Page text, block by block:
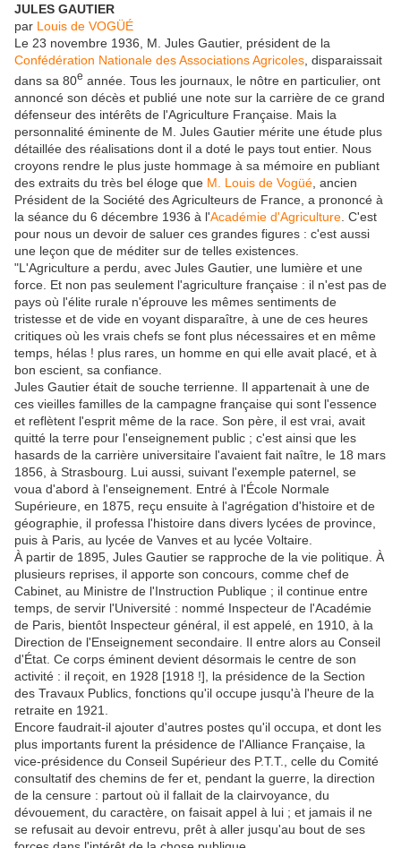
JULES GAUTIER
par Louis de VOGÜÉ
Le 23 novembre 1936, M. Jules Gautier, président de la
Confédération Nationale des Associations Agricoles , disparaissait
dans sa 80e année. Tous les journaux, le nôtre en particulier, ont
annoncé son décès et publié une note sur la carrière de ce grand
défenseur des intérêts de l'Agriculture Française. Mais la
personnalité éminente de M. Jules Gautier mérite une étude plus
détaillée des réalisations dont il a doté le pays tout entier. Nous
croyons rendre le plus juste hommage à sa mémoire en publiant
des extraits du très bel éloge que M. Louis de Vogüé , ancien
Président de la Société des Agriculteurs de France, a prononcé à
la séance du 6 décembre 1936 à l'Académie d'Agriculture C'est
pour nous un devoir de saluer ces grandes figures : c'est aussi
une leçon que de méditer sur de telles existences.
"L'Agriculture a perdu, avec Jules Gautier, une lumière et une
force. Et non pas seulement l'agriculture française : il n'est pas de
pays où l'élite rurale n'éprouve les mêmes sentiments de
tristesse et de vide en voyant disparaître, à une de ces heures
critiques où les vrais chefs se font plus nécessaires et en même
temps, hélas ! plus rares, un homme en qui elle avait placé, et à
bon escient, sa confiance.
Jules Gautier était de souche terrienne. Il appartenait à une de
ces vieilles familles de la campagne française qui sont l'essence
et reflètent l'esprit même de la race. Son père, il est vrai, avait
quitté la terre pour l'enseignement public ; c'est ainsi que les
hasards de la carrière universitaire l'avaient fait naître, le 18 mars
1856, à Strasbourg. Lui aussi, suivant l'exemple paternel, se
voua d'abord à l'enseignement. Entré à l'École Normale
Supérieure, en 1875, reçu ensuite à l'agrégation d'histoire et de
géographie, il professa l'histoire dans divers lycées de province,
puis à Paris, au lycée de Vanves et au lycée Voltaire.
À partir de 1895, Jules Gautier se rapproche de la vie politique. À
plusieurs reprises, il apporte son concours, comme chef de
Cabinet, au Ministre de l'Instruction Publique ; il continue entre
temps, de servir l'Université : nommé Inspecteur de l'Académie
de Paris, bientôt Inspecteur général, il est appelé, en 1910, à la
Direction de l'Enseignement secondaire. Il entre alors au Conseil
d'État. Ce corps éminent devient désormais le centre de son
activité : il reçoit, en 1928 [1918 !], la présidence de la Section
des Travaux Publics, fonctions qu'il occupe jusqu'à l'heure de la
retraite en 1921.
Encore faudrait-il ajouter d'autres postes qu'il occupa, et dont les
plus importants furent la présidence de l'Alliance Française, la
vice-présidence du Conseil Supérieur des P.T.T., celle du Comité
consultatif des chemins de fer et, pendant la guerre, la direction
de la censure : partout où il fallait de la clairvoyance, du
dévouement, du caractère, on faisait appel à lui ; et jamais il ne
se refusait au devoir entrevu, prêt à aller jusqu'au bout de ses